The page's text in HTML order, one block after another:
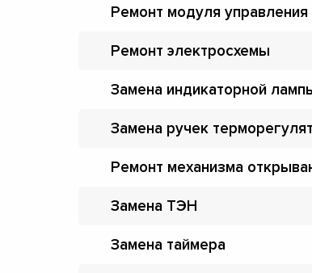
Ремонт модуля управления
Ремонт электросхемы
Замена индикаторной
Замена ручек
Ремонт механизма
Замена ТЭН
Замена таймера